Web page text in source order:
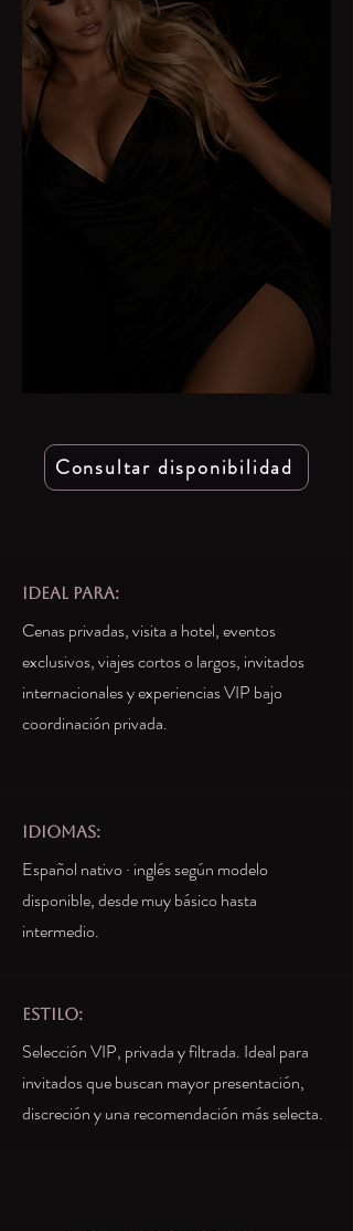
Consultar disponibilidad
IDEAL PARA:
Cenas privadas, visita a hotel, eventos
exclusivos, viajes cortos o largos, invitados
internacionales y experiencias VIP bajo
coordinación privada.
idiomas:
Español nativo · inglés según modelo
disponible, desde muy básico hasta
intermedio.
estilo:
Selección VIP, privada y filtrada. Ideal para
invitados que buscan mayor presentación,
discreción y una recomendación más selecta.